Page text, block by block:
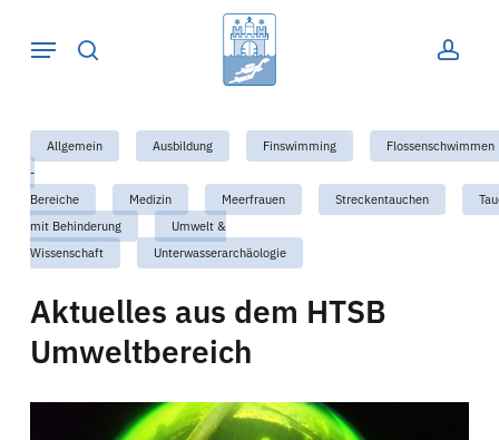
Menu
Allgemein Ausbildung Finswimming
Flossenschwimmen
-
Bereiche
Medizin Meerfrauen Streckentauchen
mit Behinderung
Umwelt &
Wissenschaft
Unterwasserarchäologie
Aktuelles aus dem HTSB
Umweltbereich